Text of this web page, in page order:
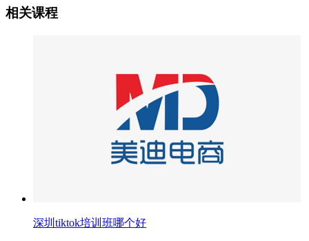
相关课程
深圳tiktok培训班哪个好